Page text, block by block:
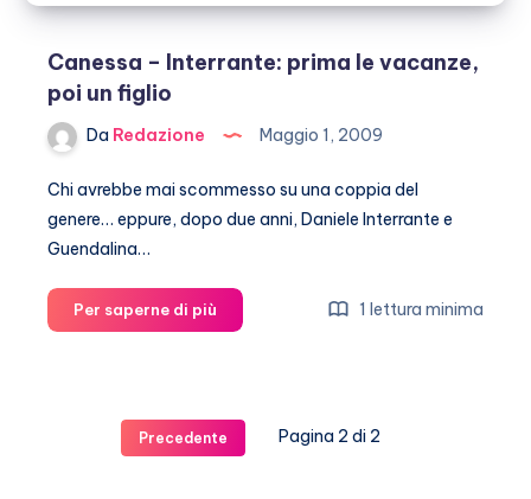
Canessa – Interrante: prima le vacanze,
poi un figlio
Da Redazione Maggio 1, 2009
Chi avrebbe mai scommesso su una coppia del
genere… eppure, dopo due anni, Daniele Interrante e
Guendalina…
Per saperne di più
–
le
vacanze,
1 lettura minima
Precedente Pagina 2 di 2